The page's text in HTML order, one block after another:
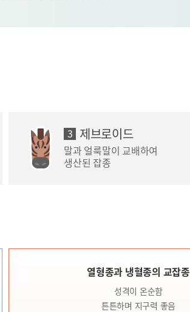
3 제브로이드
말과 얼룩말이 교배하여
생산된 잡종
열형종과 냉혈종의 교잡종
성격이 온순함
튼튼하며 지구력 좋음